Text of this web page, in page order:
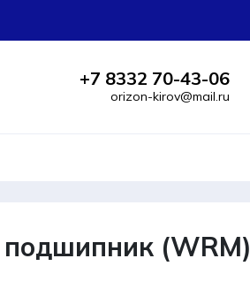
+7 8332 70-43-06
orizon-kirov@mail.ru
подшипник (WRM)